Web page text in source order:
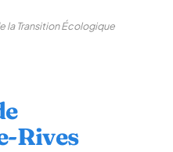
la Transition Écologique
Rives